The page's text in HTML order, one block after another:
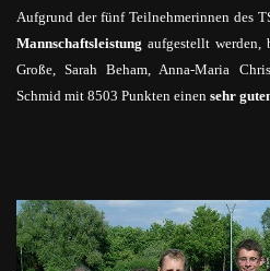
Aufgrund der fünf Teilnehmerinnen des
Mannschaftsleistung aufgestellt werden,
Große, Sarah Beham, Anna-Maria
Schmid mit 8503 Punkten einen sehr